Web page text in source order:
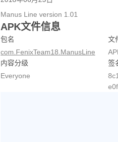
Manus Line version 1.01
APK文件信息
包名
com.FenixTeam18.ManusLine
文
内容分级
Everyone
签